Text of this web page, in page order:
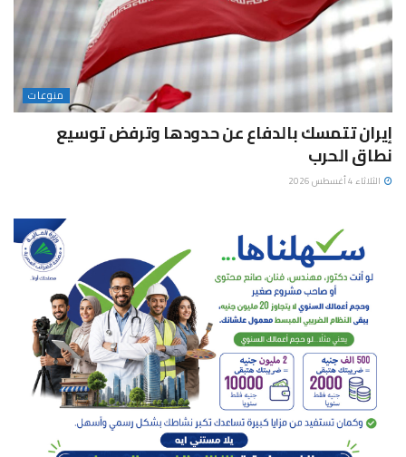
منوعات
إيران تتمسك بالدفاع عن حدودها وترفض توسيع
نطاق الحرب
الثلاثاء 4 أغسطس 2026